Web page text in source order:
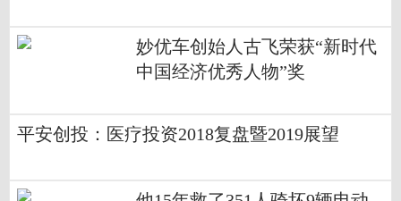
妙优车创始人古飞荣获“新时代
中国经济优秀人物”奖
平安创投：医疗投资2018复盘暨2019展望